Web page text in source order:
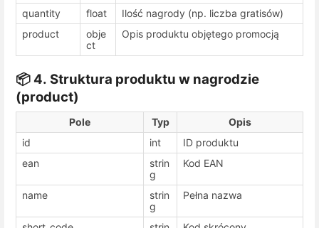
quantity
float
Ilość nagrody (np. liczba gratisów)
product
obje
ct
Opis produktu objętego promocją
📦 4. Struktura produktu w nagrodzie
(product)
Pole Typ
Opis
id
int
ID produktu
ean
strin
g
Kod EAN
name
strin
g
Pełna nazwa